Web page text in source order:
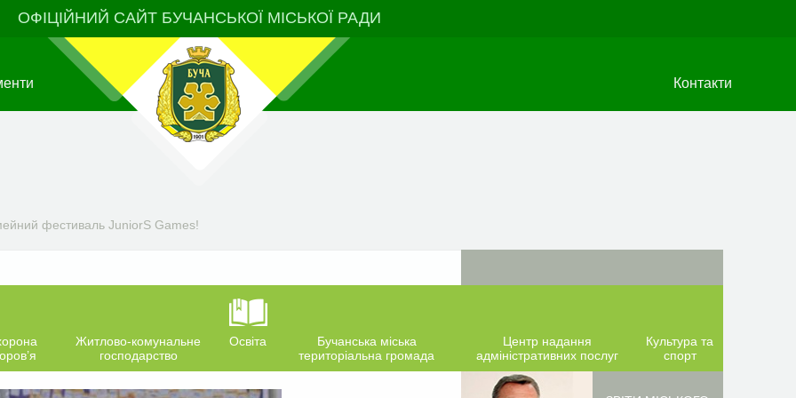
ОФІЦІЙНИЙ САЙТ БУЧАНСЬКОЇ МІСЬКОЇ РАДИ
Контакти
фестиваль JuniorS Games!
Житлово-комунальне
господарство
Освіта
Бучанська міська
територіальна громада
Центр надання
адміністративних послуг
Культура та
спорт